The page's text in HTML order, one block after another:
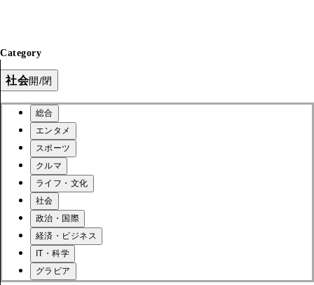
Category
社会開/閉
総合
エンタメ
スポーツ
クルマ
ライフ・文化
社会
政治・国際
経済・ビジネス
IT・科学
グラビア